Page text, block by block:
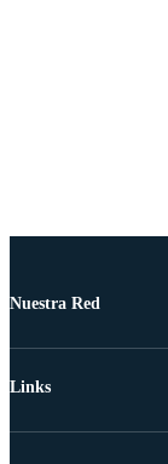
Nuestra Red
Links